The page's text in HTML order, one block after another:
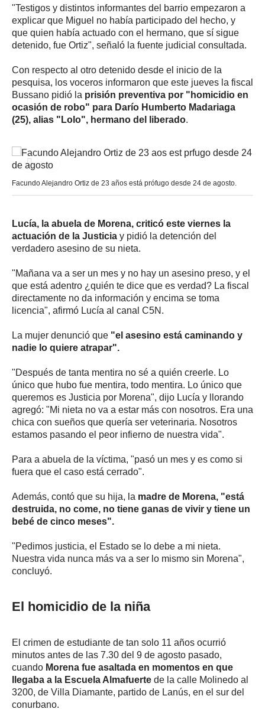
"Testigos y distintos informantes del barrio empezaron a
explicar que Miguel no había participado del hecho, y
que quien había actuado con el hermano, que sí sigue
detenido, fue Ortiz", señaló la fuente judicial consultada.
Con respecto al otro detenido desde el inicio de la
pesquisa, los voceros informaron que este jueves la fiscal
Bussano pidió la prisión preventiva por "homicidio en
ocasión de robo" para Darío Humberto Madariaga
(25), alias "Lolo", hermano del liberado.
Facundo Alejandro Ortiz de 23 años está prófugo desde 24 de agosto.
Lucía, la abuela de Morena, criticó este viernes la
actuación de la Justicia y pidió la detención del
verdadero asesino de su nieta.
"Mañana va a ser un mes y no hay un asesino preso, y el
que está adentro ¿quién te dice que es verdad? La fiscal
directamente no da información y encima se toma
licencia", afirmó Lucía al canal C5N.
La mujer denunció que "el asesino está caminando y
nadie lo quiere atrapar".
"Después de tanta mentira no sé a quién creerle. Lo
único que hubo fue mentira, todo mentira. Lo único que
queremos es Justicia por Morena", dijo Lucía y llorando
agregó: "Mi nieta no va a estar más con nosotros. Era una
chica con sueños que quería ser veterinaria. Nosotros
estamos pasando el peor infierno de nuestra vida".
Para a abuela de la víctima, "pasó un mes y es como si
fuera que el caso está cerrado".
Además, contó que su hija, la madre de Morena, "está
destruida, no come, no tiene ganas de vivir y tiene un
bebé de cinco meses".
"Pedimos justicia, el Estado se lo debe a mi nieta.
Nuestra vida nunca más va a ser lo mismo sin Morena",
concluyó.
El homicidio de la niña
El crimen de estudiante de tan solo 11 años ocurrió
minutos antes de las 7.30 del 9 de agosto pasado,
cuando Morena fue asaltada en momentos en que
llegaba a la Escuela Almafuerte de la calle Molinedo al
3200, de Villa Diamante, partido de Lanús, en el sur del
conurbano.